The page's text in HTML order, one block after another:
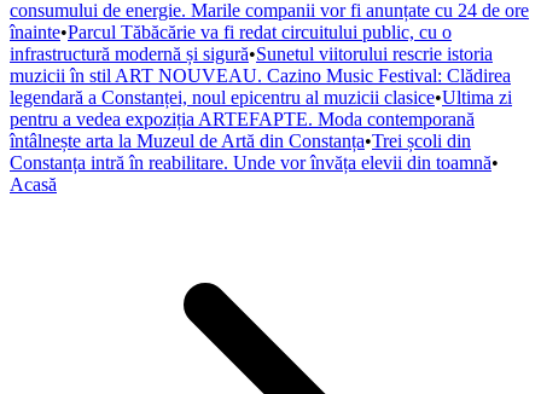
consumului de energie. Marile companii vor fi anunțate cu 24 de ore
înainte•Parcul Tăbăcărie va fi redat circuitului public, cu o
infrastructură modernă și sigură•Sunetul viitorului rescrie istoria
muzicii în stil ART NOUVEAU. Cazino Music Festival: Clădirea
legendară a Constanței, noul epicentru al muzicii clasice•Ultima zi
pentru a vedea expoziția ARTEFAPTE. Moda contemporană
întâlnește arta la Muzeul de Artă din Constanța•Trei școli din
Constanța intră în reabilitare. Unde vor învăța elevii din toamnă•
Acasă